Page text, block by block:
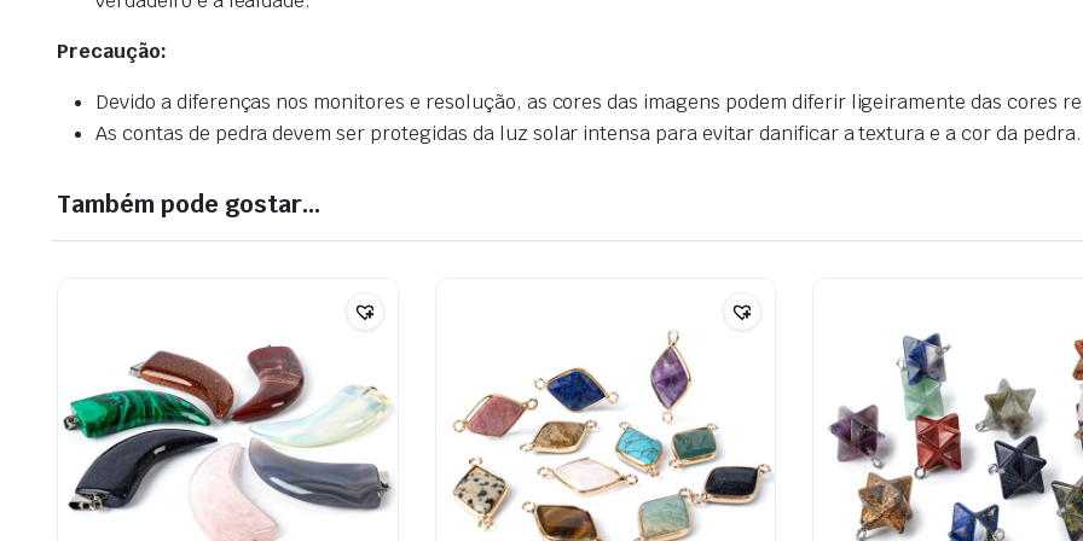
Precaução:
Devido a diferenças nos monitores e resolução, as cores das imagens podem diferir ligeiramente das cores
As contas de pedra devem ser protegidas da luz solar intensa para evitar danificar a textura e a cor da pedra.
Também pode gostar…